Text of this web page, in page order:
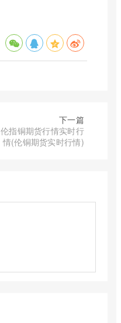
下一篇
伦指铜期货行情实时行
情(伦铜期货实时行情)